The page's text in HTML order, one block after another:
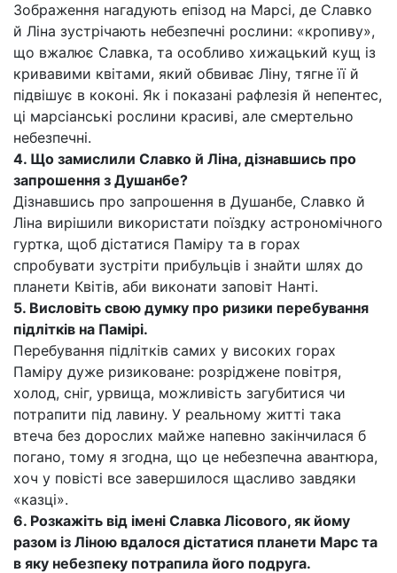
Зображення нагадують епізод на Марсі, де Славко
й Ліна зустрічають небезпечні рослини: «кропиву»,
що вжалює Славка, та особливо хижацький кущ із
кривавими квітами, який обвиває Ліну, тягне її й
підвішує в коконі. Як і показані рафлезія й непентес,
ці марсіанські рослини красиві, але смертельно
небезпечні.
4. Що замислили Славко й Ліна, дізнавшись про
запрошення з Душанбе?
Дізнавшись про запрошення в Душанбе, Славко й
Ліна вирішили використати поїздку астрономічного
гуртка, щоб дістатися Паміру та в горах
спробувати зустріти прибульців і знайти шлях до
планети Квітів, аби виконати заповіт Нанті.
5. Висловіть свою думку про ризики перебування
підлітків на Памірі.
Перебування підлітків самих у високих горах
Паміру дуже ризиковане: розріджене повітря,
холод, сніг, урвища, можливість загубитися чи
потрапити під лавину. У реальному житті така
втеча без дорослих майже напевно закінчилася б
погано, тому я згодна, що це небезпечна авантюра,
хоч у повісті все завершилося щасливо завдяки
«казці».
6. Розкажіть від імені Славка Лісового, як йому
разом із Ліною вдалося дістатися планети Марс та
в яку небезпеку потрапила його подруга.